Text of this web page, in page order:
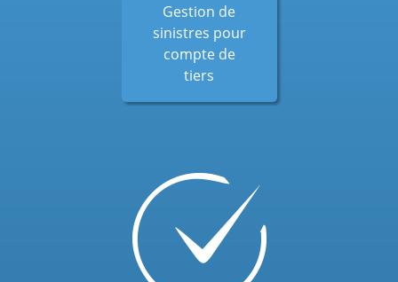
Gestion de
sinistres pour
compte de
tiers